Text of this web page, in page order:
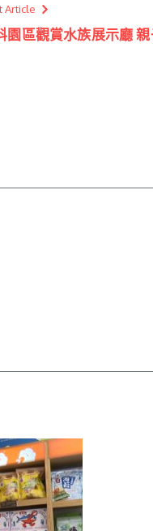
Article
園區觀賞水族展示廳